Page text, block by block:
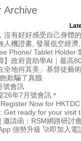
Archive
沒有好好感受自己身體
人機證書, 發展低空經濟
Phone/ Tablet Holder
】政府資助學AI｜最高
全地何其美」基督徒藝
欺騙了真餓
號會訊
26年7月號會訊＊
Get ready for your visit
強勢升級 🚀即加入電